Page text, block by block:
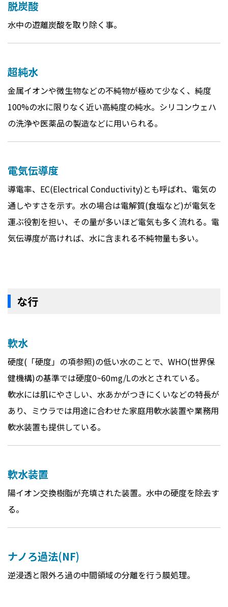
脱炭酸
水中の遊離炭酸を取り除く事。
超純水
金属イオンや微生物などの不純物が極めて少なく、純度
100%の水に限りなく近い高純度の純水。シリコンウェハ
の洗浄や医薬品の製造などに用いられる。
電気伝導度
導電率、EC(Electrical Conductivity)とも呼ばれ、電気の
通しやすさを示す。水の場合は電解質(食塩など)が電気を
運ぶ役割を担い、その量が多いほど電気も多く流れる。電
気伝導度が高ければ、水に含まれる不純物量も多い。
な行
軟水
硬度(「硬度」の項参照)の低い水のことで、WHO(世界保
健機構)の基準では硬度0~60mg/Lの水とされている。
軟水には肌にやさしい、水あかがつきにくいなどの特長が
あり、ミウラでは用途に合わせた家庭用軟水装置や業務用
軟水装置も提供している。
軟水装置
陽イオン交換樹脂が充填された装置。水中の硬度を除去す
る。
ナノろ過法(NF)
逆浸透と限外ろ過の中間領域の分離を行う膜処理。